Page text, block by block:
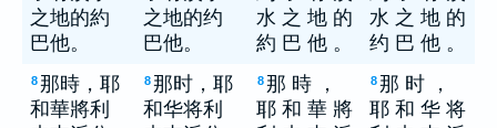
之地的約
巴他。
之地的约
巴他。
水 之 地 的
約 巴 他 。
水 之 地 的
约 巴 他 。
8那時，耶
和華將利
8那时，耶
和华将利
8那 時 ，
耶 和 華 將
8那 时 ，
耶 和 华 将